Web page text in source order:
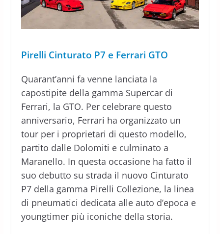
Pirelli Cinturato P7 e Ferrari GTO
Quarant’anni fa venne lanciata la
capostipite della gamma Supercar di
Ferrari, la GTO. Per celebrare questo
anniversario, Ferrari ha organizzato un
tour per i proprietari di questo modello,
partito dalle Dolomiti e culminato a
Maranello. In questa occasione ha fatto il
suo debutto su strada il nuovo Cinturato
P7 della gamma Pirelli Collezione, la linea
di pneumatici dedicata alle auto d’epoca e
youngtimer più iconiche della storia.